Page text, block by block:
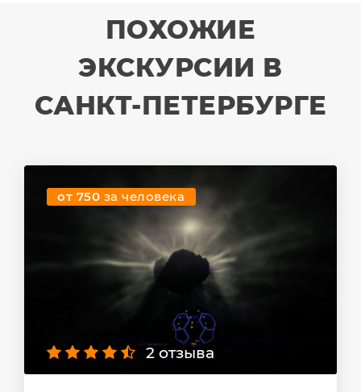
ПОХОЖИЕ
ЭКСКУРСИИ В
САНКТ-ПЕТЕРБУРГЕ
от 750 за человека
2 отзыва